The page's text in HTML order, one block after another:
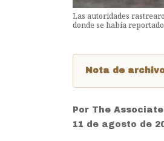
Las autoridades
donde se había
Nota de
Por The
11 de agosto de